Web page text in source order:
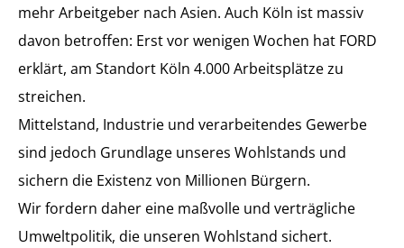
mehr Arbeitgeber nach Asien. Auch Köln ist massiv
davon betroffen: Erst vor wenigen Wochen hat FORD
erklärt, am Standort Köln 4.000 Arbeitsplätze zu
streichen.
Mittelstand, Industrie und verarbeitendes Gewerbe
sind jedoch Grundlage unseres Wohlstands und
sichern die Existenz von Millionen Bürgern.
Wir fordern daher eine maßvolle und verträgliche
Umweltpolitik, die unseren Wohlstand sichert.